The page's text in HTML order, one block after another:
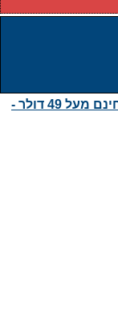
משלוח חינם מעל 49 דולר -